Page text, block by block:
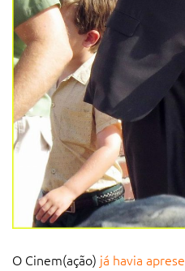
O Cinem(ação) já havia